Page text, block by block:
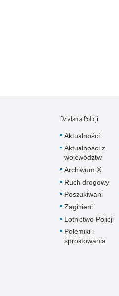
Działania Policji
Aktualności
Aktualności z
województw
Archiwum X
Ruch drogowy
Poszukiwani
Zaginieni
Lotnictwo Policji
Polemiki i
sprostowania